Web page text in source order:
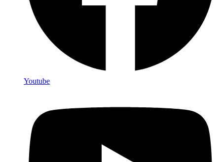
Youtube